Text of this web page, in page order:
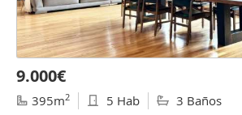
9.000€
395m2 5 Hab 3 Baños